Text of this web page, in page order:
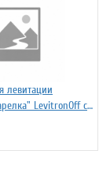
левитации
LevitronOff с